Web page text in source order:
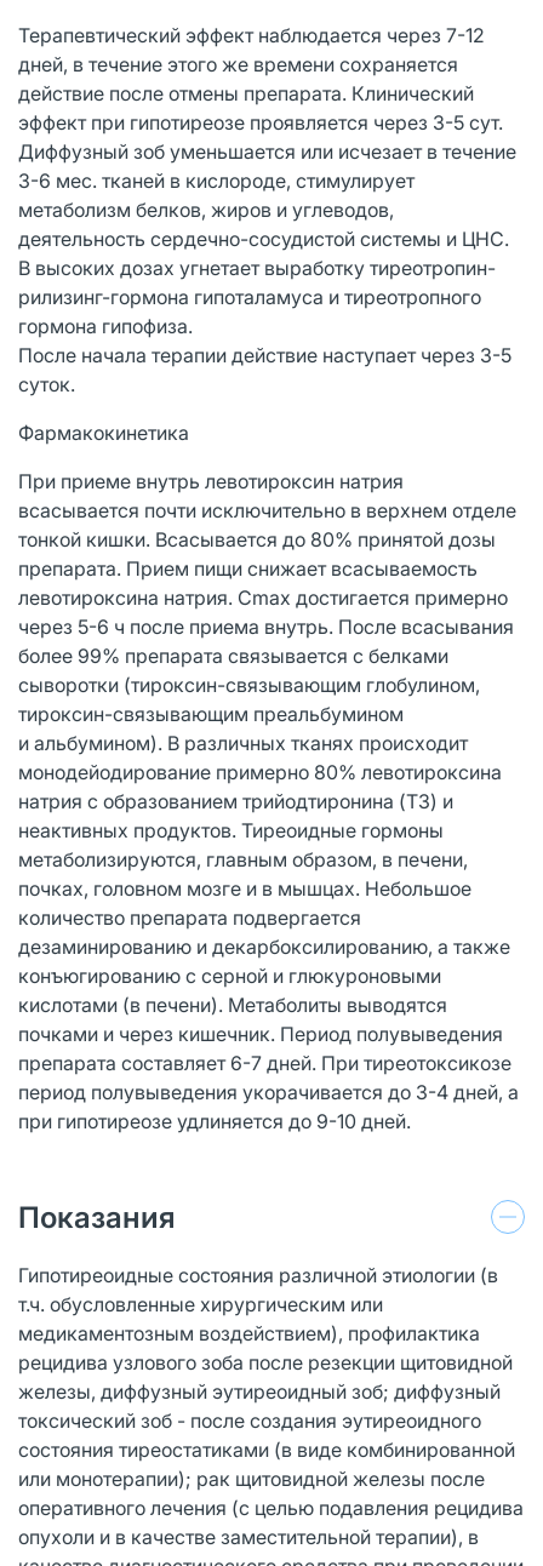
Терапевтический эффект наблюдается через 7-12
дней, в течение этого же времени сохраняется
действие после отмены препарата. Клинический
эффект при гипотиреозе проявляется через 3-5 сут.
Диффузный зоб уменьшается или исчезает в течение
3-6 мес. тканей в кислороде, стимулирует
метаболизм белков, жиров и углеводов,
деятельность сердечно-сосудистой системы и ЦНС.
В высоких дозах угнетает выработку тиреотропин-
рилизинг-гормона гипоталамуса и тиреотропного
гормона гипофиза.
После начала терапии действие наступает через 3-5
суток.
Фармакокинетика
При приеме внутрь левотироксин натрия
всасывается почти исключительно в верхнем отделе
тонкой кишки. Всасывается до 80% принятой дозы
препарата. Прием пищи снижает всасываемость
левотироксина натрия. Cmax достигается примерно
через 5-6 ч после приема внутрь. После всасывания
более 99% препарата связывается с белками
сыворотки (тироксин-связывающим глобулином,
тироксин-связывающим преальбумином
и альбумином). В различных тканях происходит
монодейодирование примерно 80% левотироксина
натрия с образованием трийодтиронина (T3) и
неактивных продуктов. Тиреоидные гормоны
метаболизируются, главным образом, в печени,
почках, головном мозге и в мышцах. Небольшое
количество препарата подвергается
дезаминированию и декарбоксилированию, а также
конъюгированию с серной и глюкуроновыми
кислотами (в печени). Метаболиты выводятся
почками и через кишечник. Период полувыведения
препарата составляет 6-7 дней. При тиреотоксикозе
период полувыведения укорачивается до 3-4 дней, а
при гипотиреозе удлиняется до 9-10 дней.
Показания
Гипотиреоидные состояния различной этиологии (в
т.ч. обусловленные хирургическим или
медикаментозным воздействием), профилактика
рецидива узлового зоба после резекции щитовидной
железы, диффузный эутиреоидный зоб; диффузный
токсический зоб - после создания эутиреоидного
состояния тиреостатиками (в виде комбинированной
или монотерапии); рак щитовидной железы после
оперативного лечения (с целью подавления рецидива
опухоли и в качестве заместительной терапии), в